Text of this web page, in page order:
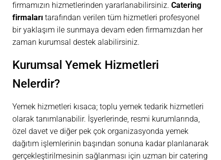
firmamızın hizmetlerinden yararlanabilirsiniz. Catering
firmaları tarafından verilen tüm hizmetleri profesyonel
bir yaklaşım ile sunmaya devam eden firmamızdan her
zaman kurumsal destek alabilirsiniz.
Kurumsal Yemek Hizmetleri
Nelerdir?
Yemek hizmetleri kısaca; toplu yemek tedarik hizmetleri
olarak tanımlanabilir. İşyerlerinde, resmi kurumlarında,
özel davet ve diğer pek çok organizasyonda yemek
dağıtım işlemlerinin başından sonuna kadar planlanarak
gerçekleştirilmesinin sağlanması için uzman bir catering